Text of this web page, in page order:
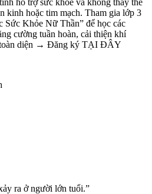
kinh hoặc tim mạch. Tham gia lớp 3
Khỏe Nữ Thần” để học các
cường tuần hoàn, cải thiện khí
toàn diện → Đăng ký TẠI ĐÂY
ra ở người lớn tuổi.”